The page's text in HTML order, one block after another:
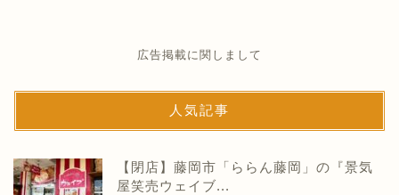
広告掲載に関しまして
人気記事
【閉店】藤岡市「ららん藤岡」の『景気
屋笑売ウェイブ...